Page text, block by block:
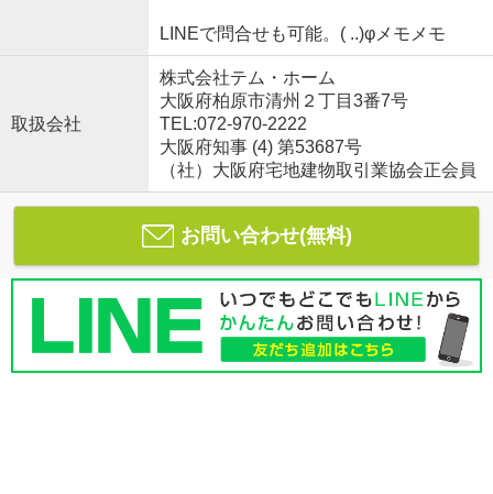
LINEで問合せも可能。( ..)φメモメモ
取扱会社
株式会社テム・ホーム
大阪府柏原市清州２丁目3番7号
TEL:072-970-2222
大阪府知事 (4) 第53687号
（社）大阪府宅地建物取引業協会正会員
お問い合わせ(無料)